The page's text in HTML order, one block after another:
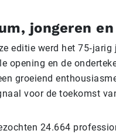
jongeren
editie werd het
opening en de
groeiend
voor de toekomst
24.664